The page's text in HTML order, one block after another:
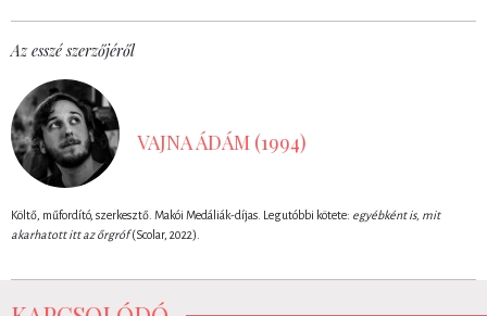
Az esszé szerzőjéről
VAJNA ÁDÁM (1994)
Költő, műfordító, szerkesztő. Makói Medáliák-díjas. Legutóbbi kötete: egyébként is, mit
akarhatott itt az őrgróf(Scolar, 2022).